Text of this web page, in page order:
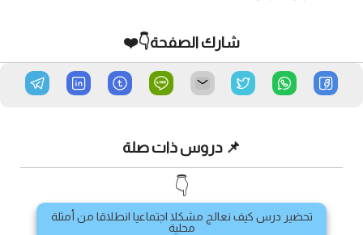
شارك الصفحة👇❤️
📌 دروس ذات صلة
👇
تحضير درس كيف نعالج مشكلا اجتماعيا انطلاقا من أمثلة
محلية